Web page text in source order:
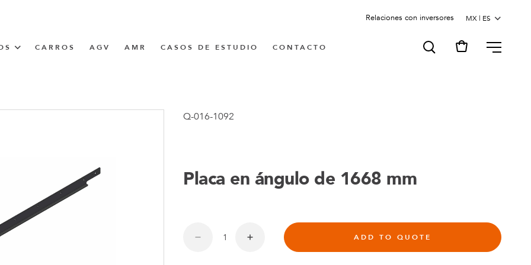
Relaciones con inversores
CARROS AGV AMR CASOS DE ESTUDIO CONTACTO MENU
Q-016-1092
Placa en ángulo de 1668 mm
ADD TO QUOTE